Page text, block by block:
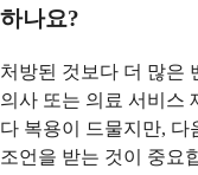
하나요?
처방된 것보다 더 많은
의사 또는 의료 서비스
다 복용이 드물지만, 다
조언을 받는 것이 중요